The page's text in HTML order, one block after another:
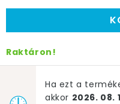
Raktáron!
Ha ezt a
akkor 2026. 08.